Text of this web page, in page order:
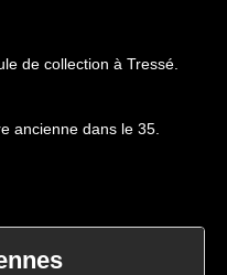
de collection à Tressé.
ancienne dans le 35.